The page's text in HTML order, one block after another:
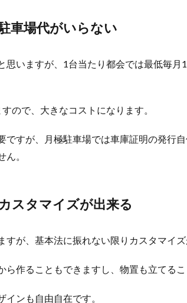
車場代がいらない
思いますが、1台当たり都会では最低毎月
ので、大きなコストになります。
ですが、月極駐車場では車庫証明の発行
。
スタマイズが出来る
すが、基本法に振れない限りカスタマイ
ら作ることもできますし、物置も立てる
ンも自由自在です。